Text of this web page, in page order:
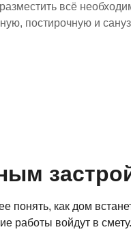
всё
постирочную и
как дом
работы войдут в смету.